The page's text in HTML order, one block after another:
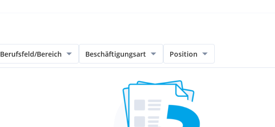
Berufsfeld/Bereich Beschäftigungsart Position